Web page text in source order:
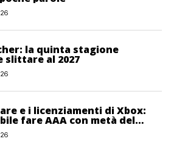
la quinta stagione
slittare al 2027
e i licenziamenti di Xbox:
fare AAA con metà del